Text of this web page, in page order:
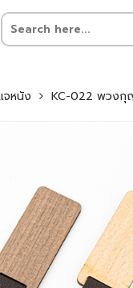
หนัง KC-022 พวงกุ